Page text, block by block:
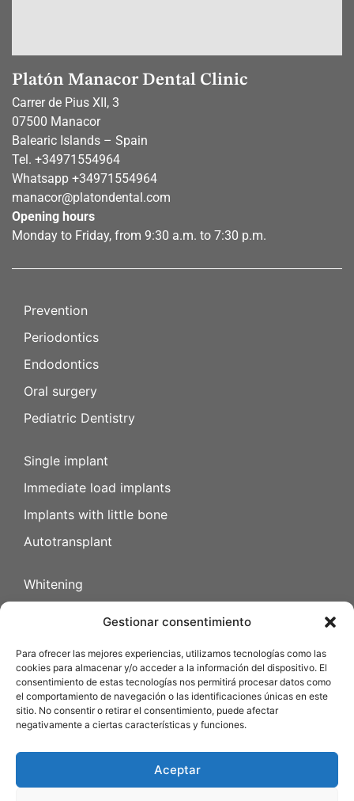
Gestionar consentimiento
Para ofrecer las mejores experiencias, utilizamos tecnologías como las
cookies para almacenar y/o acceder a la información del dispositivo. El
consentimiento de estas tecnologías nos permitirá procesar datos como
el comportamiento de navegación o las identificaciones únicas en este
sitio. No consentir o retirar el consentimiento, puede afectar
negativamente a ciertas características y funciones.
Aceptar
Platón Manacor Dental Clinic
Carrer de Pius XII, 3
07500 Manacor
Balearic Islands – Spain
Tel. +34971554964
Whatsapp +34971554964
manacor@platondental.com
Opening hours
Monday to Friday, from 9:30 a.m. to 7:30 p.m.
Prevention
Periodontics
Endodontics
Oral surgery
Pediatric Dentistry
Single implant
Immediate load implants
Implants with little bone
Autotransplant
Whitening
Invisalign (invisible orthodontics)
Aesthetic orthodontics with ceramic brackets
Metal brackets (traditional orthodontics)